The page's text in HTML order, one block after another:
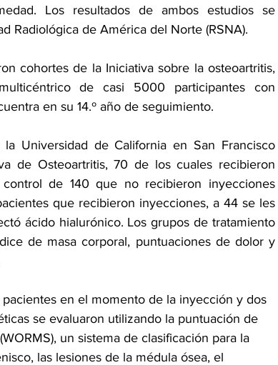
Los resultados de ambos estudios se
Radiológica de América del Norte (RSNA).
cohortes de la Iniciativa sobre la osteoartritis,
de casi 5000 participantes con
en su 14.º año de seguimiento.
Universidad de California en San Francisco
de Osteoartritis, 70 de los cuales recibieron
de 140 que no recibieron inyecciones
que recibieron inyecciones, a 44 se les
ácido hialurónico. Los grupos de tratamiento
de masa corporal, puntuaciones de dolor y
en el momento de la inyección y dos
se evaluaron utilizando la puntuación de
un sistema de clasificación para la
las lesiones de la médula ósea, el